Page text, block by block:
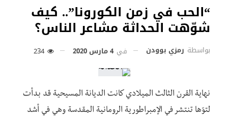
“الحب في زمن الكورونا”.. كيف
شوّهت الحداثة مشاعر الناس؟
بواسطة رمزي بوودن في 4 مارس 2020 234
نهاية القرن الثالث الميلادي كانت الديانة المسيحية قد بدأت
لتوّها تنتشر في الإمبراطورية الرومانية المقدسة وهي في أشد